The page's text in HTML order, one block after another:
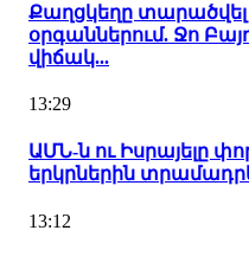
Քաղցկեղը տարածվել
օրգաններում. Ջո
վիճակ...
13:29
ԱՄՆ-ն ու Իսրայելը
երկրներին
13:12